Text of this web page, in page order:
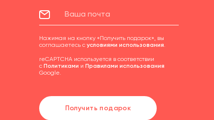
Нажимая на кнопку «Получить подарок», вы
соглашаетесь с условиями использования.
reCAPTCHA используется в соответствии
с Политиками и Правилами использования
Google.
Получить подарок